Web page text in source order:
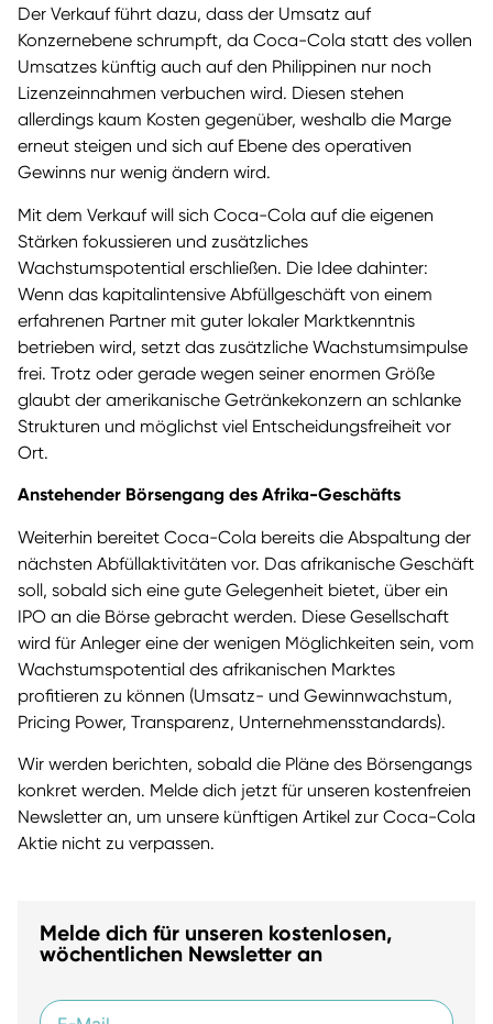
Der Verkauf führt dazu, dass der Umsatz auf
Konzernebene schrumpft, da Coca-Cola statt des vollen
Umsatzes künftig auch auf den Philippinen nur noch
Lizenzeinnahmen verbuchen wird. Diesen stehen
allerdings kaum Kosten gegenüber, weshalb die Marge
erneut steigen und sich auf Ebene des operativen
Gewinns nur wenig ändern wird.
Mit dem Verkauf will sich Coca-Cola auf die eigenen
Stärken fokussieren und zusätzliches
Wachstumspotential erschließen. Die Idee dahinter:
Wenn das kapitalintensive Abfüllgeschäft von einem
erfahrenen Partner mit guter lokaler Marktkenntnis
betrieben wird, setzt das zusätzliche Wachstumsimpulse
frei. Trotz oder gerade wegen seiner enormen Größe
glaubt der amerikanische Getränkekonzern an schlanke
Strukturen und möglichst viel Entscheidungsfreiheit vor
Ort.
Anstehender Börsengang des Afrika-Geschäfts
Weiterhin bereitet Coca-Cola bereits die Abspaltung der
nächsten Abfüllaktivitäten vor. Das afrikanische Geschäft
soll, sobald sich eine gute Gelegenheit bietet, über ein
IPO an die Börse gebracht werden. Diese Gesellschaft
wird für Anleger eine der wenigen Möglichkeiten sein, vom
Wachstumspotential des afrikanischen Marktes
profitieren zu können (Umsatz- und Gewinnwachstum,
Pricing Power, Transparenz, Unternehmensstandards).
Wir werden berichten, sobald die Pläne des Börsengangs
konkret werden. Melde dich jetzt für unseren kostenfreien
Newsletter an, um unsere künftigen Artikel zur Coca-Cola
Aktie nicht zu verpassen.
Melde dich für unseren kostenlosen,
wöchentlichen Newsletter an